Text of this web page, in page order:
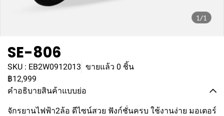
1/1
SE-806
SKU : EB2W0912013 ขายแล้ว 0 ชิ้น
฿12,999
คำอธิบายสินค้าแบบย่อ
จักรยานไฟฟ้า2ล้อ ดีไซน์สวย ฟังก์ชั่นครบ ใช้งานง่าย มอเตอร์